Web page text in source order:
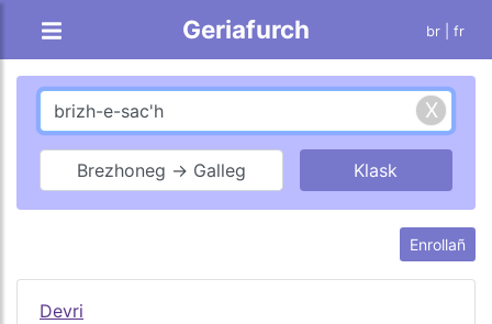
Geriafurch br | fr
Brezhoneg → Galleg
Enrollañ
Devri